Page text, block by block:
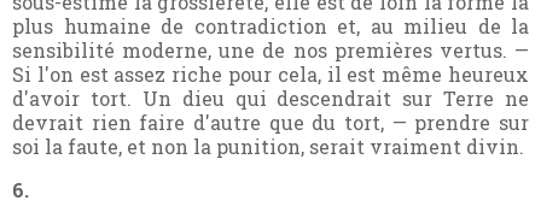
plus humaine de contradiction et, au milieu de la
sensibilité moderne, une de nos premières vertus. —
Si l'on est assez riche pour cela, il est même heureux
d'avoir tort. Un dieu qui descendrait sur Terre ne
devrait rien faire d'autre que du tort, — prendre sur
soi la faute, et non la punition, serait vraiment divin.
6.